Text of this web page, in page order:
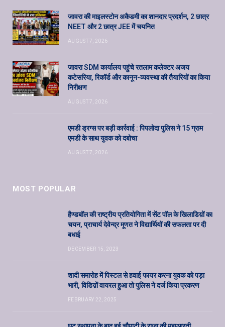
जावरा की माइलस्टोन अकैडमी का शानदार प्रदर्शन, 2 छात्र
NEET और 2 छात्र JEE में चयनित
AUGUST 7, 2026
जावरा SDM कार्यालय पहुंचे रतलाम कलेक्टर अजय
कटेसरिया, रिकॉर्ड और कानून-व्यवस्था की तैयारियों का किया
निरीक्षण
AUGUST 7, 2026
एमडी ड्रग्स पर बड़ी कार्रवाई : पिपलोदा पुलिस ने 15 ग्राम
एमडी के साथ युवक को दबोचा
AUGUST 7, 2026
MOST POPULAR
हैण्डबॉल की राष्ट्रीय प्रतियोगिता में सेंट पॉल के खिलाडिय़ों का
चयन, प्राचार्य देवेन्द्र मूणत ने विद्यार्थियों की सफलता पर दी
बधाई
DECEMBER 15, 2023
शादी समारोह में पिस्टल से हवाई फायर करना युवक को पड़ा
भारी, विडिय़ों वायरल हुआ तो पुलिस ने दर्ज किया प्रकरण
FEBRUARY 22, 2025